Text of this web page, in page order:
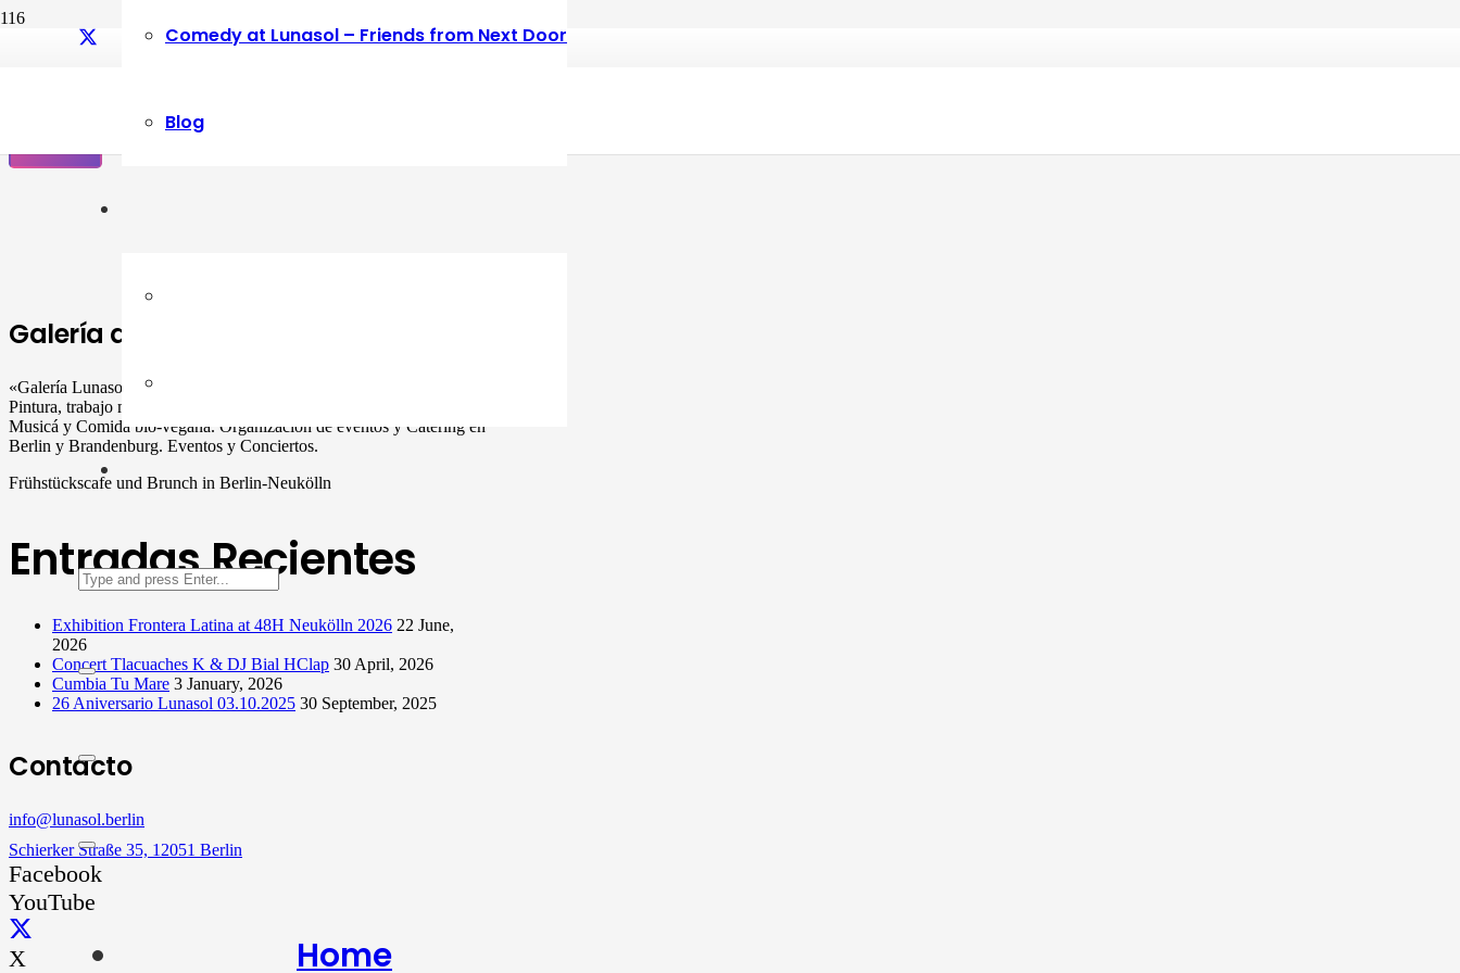
Comedy at Lunasol – Friends from Next Door
Blog
Home
Party Coco Flamenco
Galería de Arte
«Galería Lunasol» en Berlin-Neukölln. Arte latinoamericano –
Pintura, trabajo manual, Workshops, Cursos de Pintura y Escultura,
Musicá y Comida bio-vegana. Organización de eventos y Catering en
Berlin y Brandenburg. Eventos y Conciertos.
Frühstückscafe und Brunch in Berlin-Neukölln
Entradas Recientes
Exhibition Frontera Latina at 48H Neukölln 2026 22 June,
2026
Concert Tlacuaches K & DJ Bial HClap 30 April, 2026
Cumbia Tu Mare 3 January, 2026
26 Aniversario Lunasol 03.10.2025 30 September, 2025
Contacto
info@lunasol.berlin
Schierker Straße 35, 12051 Berlin
Facebook
YouTube
X